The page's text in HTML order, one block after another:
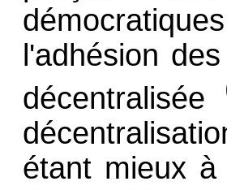
l'adhésion
décentralisée
étant mieux